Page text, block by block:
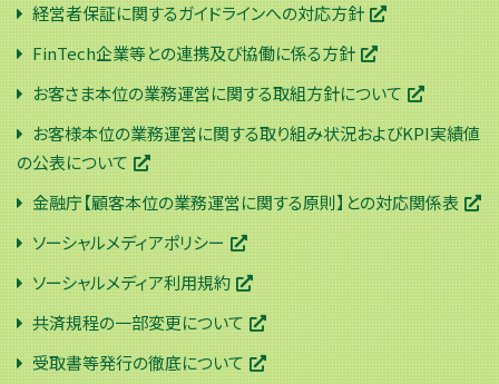
経営者保証に関するガイドラインへの対応方針
FinTech企業等との連携及び協働に係る方針
お客さま本位の業務運営に関する取組方針について
お客様本位の業務運営に関する取り組み状況およびKPI実績値
の公表について
金融庁【顧客本位の業務運営に関する原則】との対応関係表
ソーシャルメディアポリシー
ソーシャルメディア利用規約
共済規程の一部変更について
受取書等発行の徹底について